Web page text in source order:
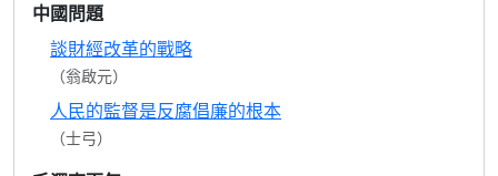
中國問題
談財經改革的戰略
（翁啟元）
人民的監督是反腐倡廉的根本
（士弓）